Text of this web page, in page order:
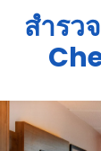
สำรวจ